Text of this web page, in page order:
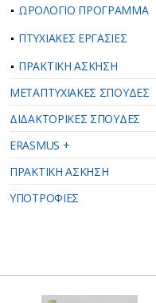
ΩΡΟΛΟΓΙΟ ΠΡΟΓΡΑΜΜΑ
ΠΤΥΧΙΑΚΕΣ ΕΡΓΑΣΙΕΣ
ΠΡΑΚΤΙΚΗ ΑΣΚΗΣΗ
ΜΕΤΑΠΤΥΧΙΑΚΕΣ ΣΠΟΥΔΕΣ
ΔΙΔΑΚΤΟΡΙΚΕΣ ΣΠΟΥΔΕΣ
ERASMUS +
ΠΡΑΚΤΙΚΗ ΑΣΚΗΣΗ
ΥΠΟΤΡΟΦΙΕΣ